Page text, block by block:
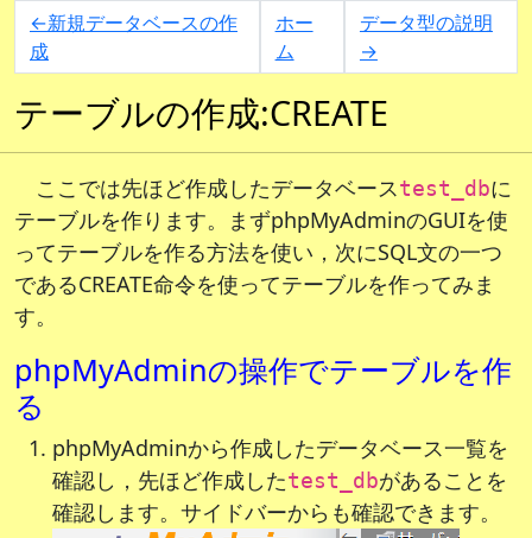
←新規データベースの作
成
ホー
ム
データ型の説明
→
テーブルの作成:CREATE
ここでは先ほど作成したデータベースtest_dbに
テーブルを作ります。まずphpMyAdminのGUIを使
ってテーブルを作る方法を使い，次にSQL文の一つ
であるCREATE命令を使ってテーブルを作ってみま
す。
phpMyAdminの操作でテーブルを作
る
phpMyAdminから作成したデータベース一覧を
確認し，先ほど作成したtest_dbがあることを
確認します。サイドバーからも確認できます。